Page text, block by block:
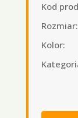
Kod
Rozmiar:
Kolor: